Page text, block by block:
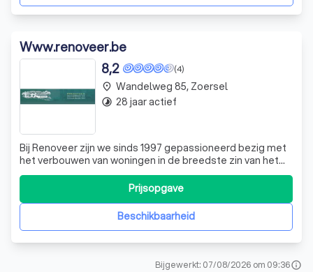
Www.renoveer.be
(4)
8,2
Bij Renoveer zijn we sinds 1997 gepassioneerd bezig met
het verbouwen van woningen in de breedste zin van het
woord. Onze belangrijkste doelstelling is om met een
strikte planning, de woning in een zeer korte termijn op te
leveren. Dit minimaliseert het ongemak voor de klant en
zorgt ervoor dat ze sBeschikbaarheid
Prijsopgave
place Wandelweg 85, Zoersel
timelapse 28 jaar actief
Bijgewerkt: 07/08/2026 om 09:36info